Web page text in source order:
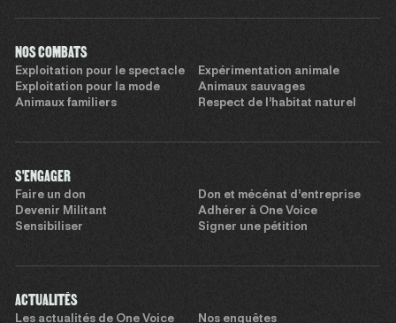
NOS COMBATS
Exploitation pour le spectacle
Expérimentation animale
Exploitation pour la mode
Animaux sauvages
Animaux familiers
Respect de l’habitat naturel
S'ENGAGER
Faire un don
Don et mécénat d’entreprise
Devenir Militant
Adhérer à One Voice
Sensibiliser
Signer une pétition
ACTUALITÉS
Les actualités de One Voice Nos enquêtes